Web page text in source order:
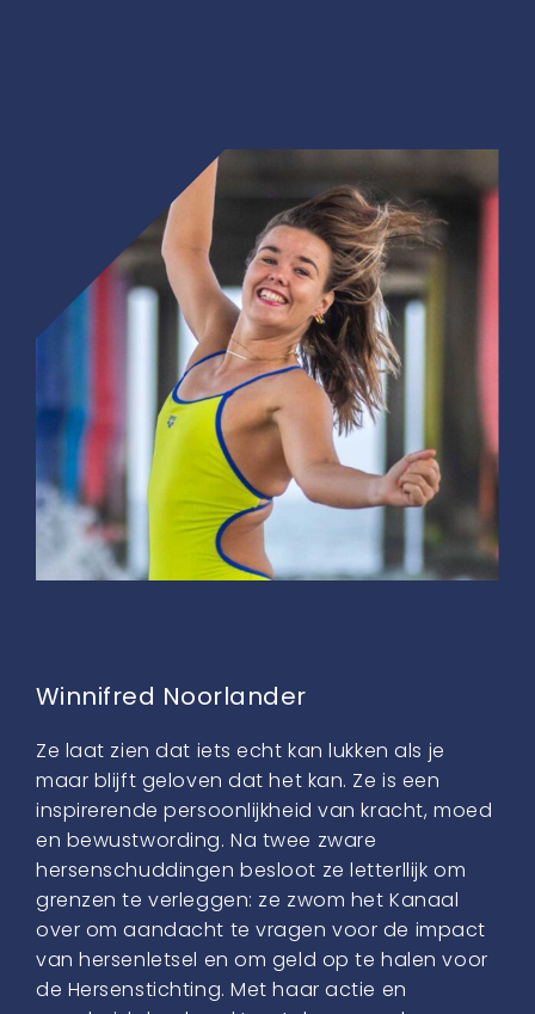
Winnifred Noorlander
Ze laat zien dat iets echt kan lukken als je
maar blijft geloven dat het kan. Ze is een
inspirerende persoonlijkheid van kracht, moed
en bewustwording. Na twee zware
hersenschuddingen besloot ze letterllijk om
grenzen te verleggen: ze zwom het Kanaal
over om aandacht te vragen voor de impact
van hersenletsel en om geld op te halen voor
de Hersenstichting. Met haar actie en